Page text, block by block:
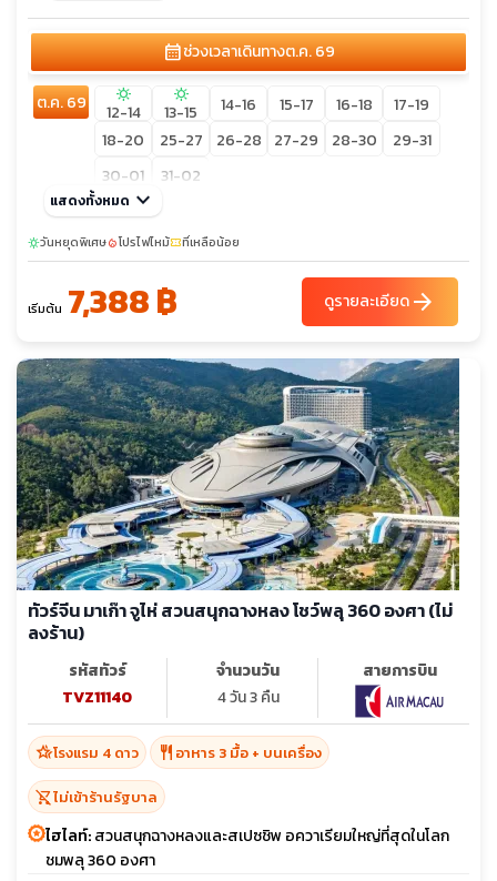
calendar_monthช่วงเวลาเดินทางต.ค. 69
ต.ค. 69 sunny
12-14
sunny
13-15 14-16 15-17 16-18
17-19
18-20
25-27 26-28 27-29 28-30
29-31
30-01
31-02
แสดงทั้งหมด keyboard_arrow_down
sunnyวันหยุดพิเศษlocal_fire_departmentโปรไฟไหม้confirmation_numberที่เหลือน้อย
เริ่มต้น 7,388 ฿ ดูรายละเอียดarrow_forward
ทัวร์จีน มาเก๊า จูไห่ สวนสนุกฉางหลง โชว์พลุ 360 องศา (ไม่
ลงร้าน)
รหัสทัวร์
TVZ11140
จำนวนวัน
4 วัน 3 คืน
สายการบิน
hotel_classโรงแรม 4 ดาว restaurant อาหาร 3 มื้อ + บนเครื่อง
shopping_cart_offไม่เข้าร้านรัฐบาล
ไฮไลท์:สวนสนุกฉางหลงและสเปซชิพ อควาเรียมใหญ่ที่สุดในโลก
ชมพลุ 360 องศา